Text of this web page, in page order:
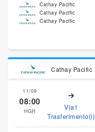
Cathay Pacific
Cathay Pacific
Cathay Pacific
Cathay Pacific
11/09
08:00
HGH
Via1
Trasferimento(i)